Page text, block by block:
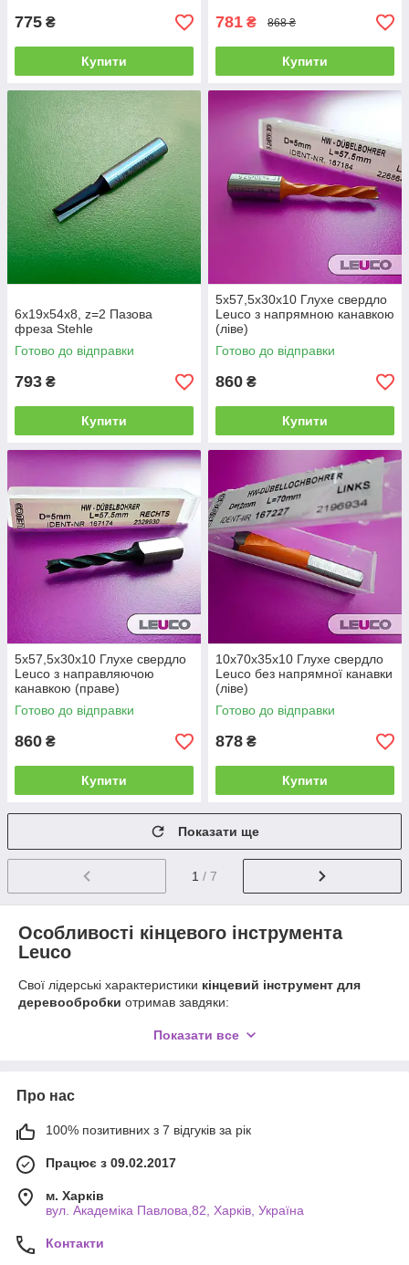
775 ₴
Купити
781 ₴ 868 ₴
Купити
6х19х54х8, z=2 Пазова
фреза Stehle
Готово до відправки
793 ₴
Купити
5x57,5x30x10 Глухе свердло
Leuco з напрямною канавкою
(ліве)
Готово до відправки
860 ₴
Купити
5x57,5x30x10 Глухе свердло
Leuco з направляючою
канавкою (праве)
Готово до відправки
860 ₴
Купити
10x70x35x10 Глухе свердло
Leuco без напрямної канавки
(ліве)
Готово до відправки
878 ₴
Купити
Показати ще
1 / 7
Особливості кінцевого інструмента
Leuco
Свої лідерські характеристики кінцевий інструмент для
деревообробки отримав завдяки:
швидкий знос, затуплення, поломку;
ідеально рівним краям висвердлювання і граничної
Важливою відмінністю від інших інструментів є присутність у
виробі вертикального шпинделя для фіксації у фрезерних
установках, перфораторах, дрилях.
Показати все
Про нас
100% позитивних з 7 відгуків за рік
Працює з 09.02.2017
м. Харків
вул. Академіка Павлова,82, Харків, Україна
Контакти